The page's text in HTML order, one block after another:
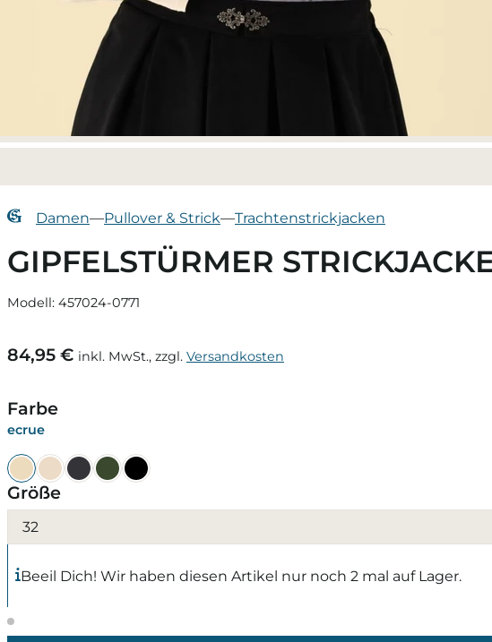
Damen—Pullover & Strick—Trachtenstrickjacken
GIPFELSTÜRMER
Modell: 457024-0771
84,95 € inkl. MwSt., zzgl. Versandkosten
Farbe
ecrue
Größe
32
Beeil Dich! Wir haben diesen Artikel nur noch 2 mal auf Lager.